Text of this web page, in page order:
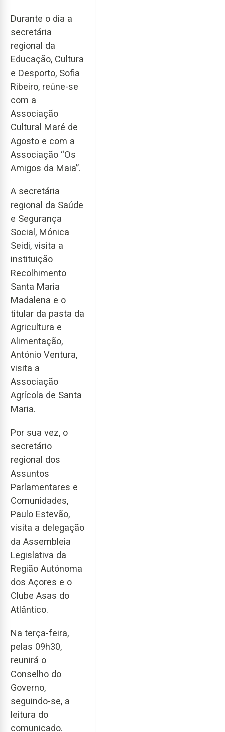
Durante o dia a
secretária
regional da
Educação, Cultura
e Desporto, Sofia
Ribeiro, reúne-se
com a
Associação
Cultural Maré de
Agosto e com a
Associação “Os
Amigos da Maia”.
A secretária
regional da Saúde
e Segurança
Social, Mónica
Seidi, visita a
instituição
Recolhimento
Santa Maria
Madalena e o
titular da pasta da
Agricultura e
Alimentação,
António Ventura,
visita a
Associação
Agrícola de Santa
Maria.
Por sua vez, o
secretário
regional dos
Assuntos
Parlamentares e
Comunidades,
Paulo Estevão,
visita a delegação
da Assembleia
Legislativa da
Região Autónoma
dos Açores e o
Clube Asas do
Atlântico.
Na terça-feira,
pelas 09h30,
reunirá o
Conselho do
Governo,
seguindo-se, a
leitura do
comunicado.